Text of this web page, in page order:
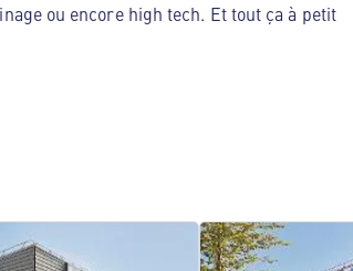
ou encore high tech. Et tout ça à petit